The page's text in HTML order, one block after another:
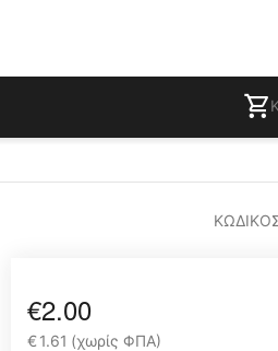
€2.00
€1.61 (χωρίς ΦΠΑ)